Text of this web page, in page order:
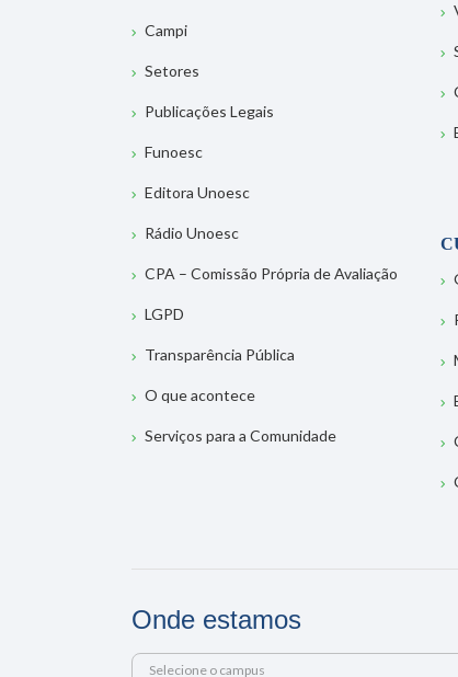
Campi
Setores
Publicações Legais
Funoesc
Editora Unoesc
Rádio Unoesc
CPA – Comissão Própria de Avaliação
LGPD
Transparência Pública
O que acontece
Serviços para a Comunidade
Onde estamos
Selecione o campus